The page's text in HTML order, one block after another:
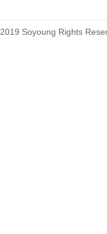
2019 Soyoung Rights